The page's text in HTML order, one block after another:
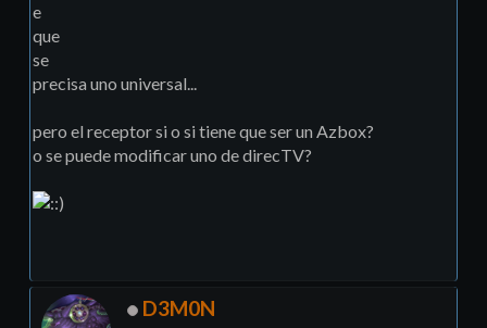
e
que
se
precisa uno universal...
pero el receptor si o si tiene que ser un Azbox?
o se puede modificar uno de direcTV?
D3M0N